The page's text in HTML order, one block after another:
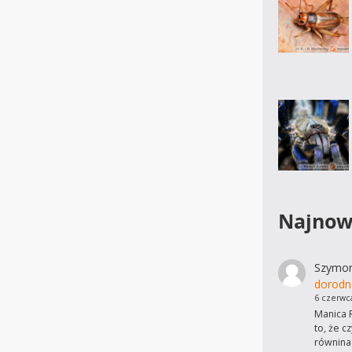
6
Manica
to, że